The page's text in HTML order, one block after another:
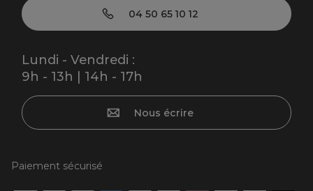
04 50 65 10 12
Lundi - Vendredi :
9h - 13h | 14h - 17h
Nous écrire
Paiement sécurisé